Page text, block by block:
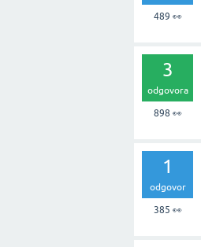
489 👀
3
odgovora
898 👀
1
odgovor
385 👀